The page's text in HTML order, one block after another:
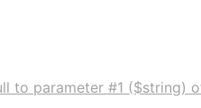
to parameter #1 ($string)